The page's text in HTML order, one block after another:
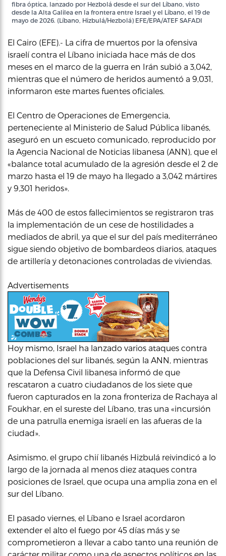
fibra óptica, lanzado por Hezbolá desde el sur del Líbano, visto
desde la Alta Galilea en la frontera entre Israel y el Líbano, el 19 de
mayo de 2026. (Líbano, Hizbulá/Hezbolá) EFE/EPA/ATEF SAFADI
El Cairo (EFE).- La cifra de muertos por la ofensiva
israelí contra el Líbano iniciada hace más de dos
meses en el marco de la guerra en Irán subió a 3,042,
mientras que el número de heridos aumentó a 9,031,
informaron este martes fuentes oficiales.
El Centro de Operaciones de Emergencia,
perteneciente al Ministerio de Salud Pública libanés,
aseguró en un escueto comunicado, reproducido por
la Agencia Nacional de Noticias libanesa (ANN), que el
«balance total acumulado de la agresión desde el 2 de
marzo hasta el 19 de mayo ha llegado a 3,042 mártires
y 9,301 heridos».
Más de 400 de estos fallecimientos se registraron tras
la implementación de un cese de hostilidades a
mediados de abril, ya que el sur del país mediterráneo
sigue siendo objetivo de bombardeos diarios, ataques
de artillería y detonaciones controladas de viviendas.
Advertisements
Hoy mismo, Israel ha lanzado varios ataques contra
poblaciones del sur libanés, según la ANN, mientras
que la Defensa Civil libanesa informó de que
rescataron a cuatro ciudadanos de los siete que
fueron capturados en la zona fronteriza de Rachaya al
Foukhar, en el sureste del Líbano, tras una «incursión
de una patrulla enemiga israelí en las afueras de la
ciudad».
Asimismo, el grupo chií libanés Hizbulá reivindicó a lo
largo de la jornada al menos diez ataques contra
posiciones de Israel, que ocupa una amplia zona en el
sur del Líbano.
El pasado viernes, el Líbano e Israel acordaron
extender el alto el fuego por 45 días más y se
comprometieron a llevar a cabo tanto una reunión de